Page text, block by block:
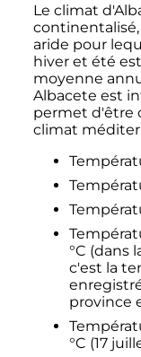
Le climat
aride pour
hiver et été
moyenne
Albacete est
permet d'être
climat
°C (dans
c'est la
province
°C (17